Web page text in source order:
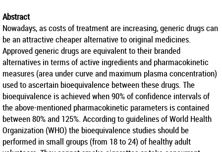
Abstract
Nowadays, as costs of treatment are increasing, generic drugs can
be an attractive cheaper alternative to original medicines.
Approved generic drugs are equivalent to their branded
alternatives in terms of active ingredients and pharmacokinetic
measures (area under curve and maximum plasma concentration)
used to ascertain bioequivalence between these drugs. The
bioequivalence is achieved when 90% of confidence intervals of
the above-mentioned pharmacokinetic parameters is contained
between 80% and 125%. According to guidelines of World Health
Organization (WHO) the bioequivalence studies should be
performed in small groups (from 18 to 24) of healthy adult